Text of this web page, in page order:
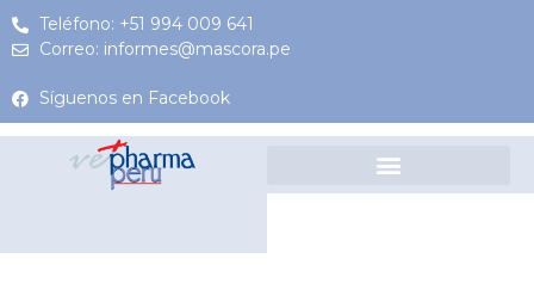
Teléfono: +51 994 009 641
Correo: informes@mascora.pe
Síguenos en Facebook